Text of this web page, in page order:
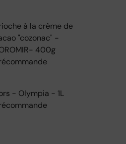
à la crème de
"cozonac" -
400g
- Olympia - 1L